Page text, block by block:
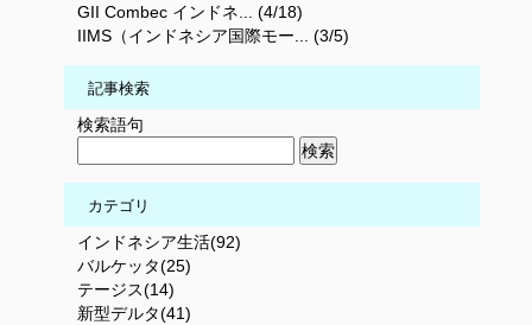
GII Combec インドネ... (4/18)
IIMS（インドネシア国際モー... (3/5)
記事検索
検索語句
カテゴリ
インドネシア生活(92)
バルケッタ(25)
テージス(14)
新型デルタ(41)